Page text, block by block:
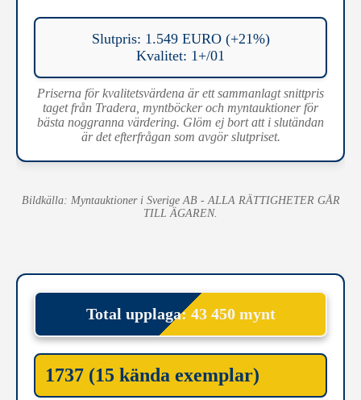
Slutpris: 1.549 EURO (+21%)
Kvalitet: 1+/01
Priserna för kvalitetsvärdena är ett sammanlagt snittpris
taget från Tradera, myntböcker och myntauktioner för
bästa noggranna värdering. Glöm ej bort att i slutändan
är det efterfrågan som avgör slutpriset.
Bildkälla: Myntauktioner i Sverige AB - ALLA RÄTTIGHETER GÅR
TILL ÄGAREN.
Total upplaga: 43 450 mynt
1737 (15 kända exemplar)